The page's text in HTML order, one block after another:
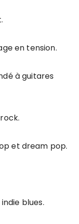
en tension.
à guitares
et dream pop.
blues.